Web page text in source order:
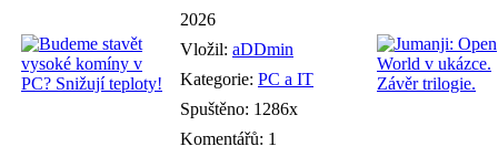
2026
Vložil: aDDmin
Kategorie: PC a IT
Spuštěno: 1286x
Komentářů: 1